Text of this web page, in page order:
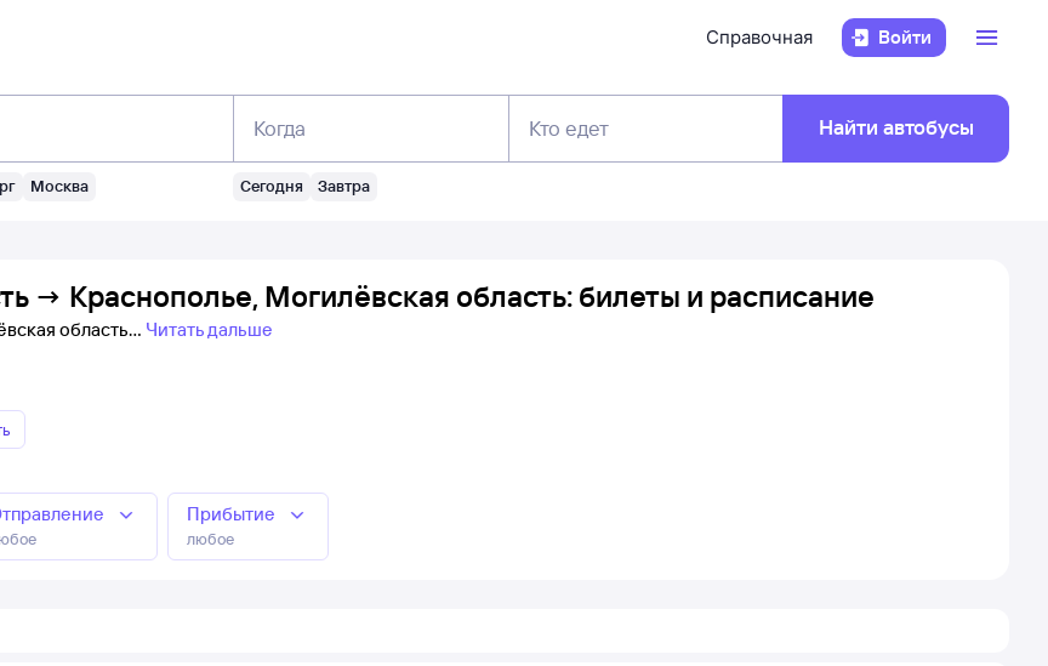
Справочная Войти
Москва
Когда
Сегодня Завтра
Кто едет Найти автобусы
→ Краснополье, Могилёвская область: билеты и расписание
область Читать дальше
Прибытие
любое